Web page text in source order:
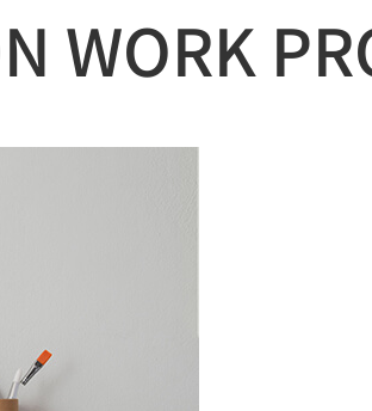
WORK